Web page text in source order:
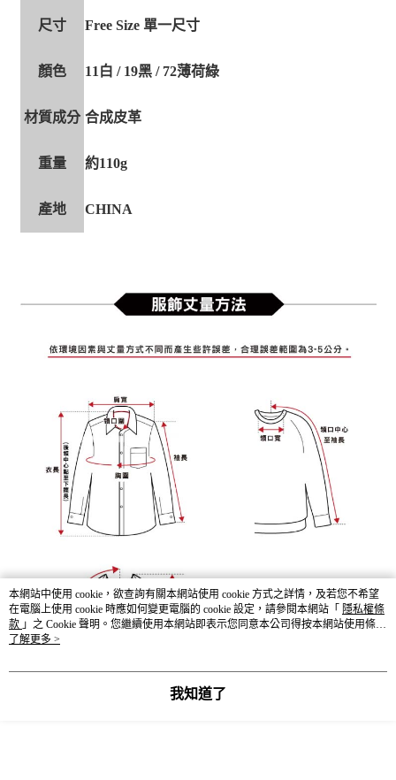
尺寸 Free Size 單一尺寸
顏色 11白 / 19黑 / 72薄荷綠
材質成分 合成皮革
重量 約110g
產地 CHINA
本網站中使用 cookie，欲查詢有關本網站使用 cookie 方式之詳情，及若您不希望
在電腦上使用 cookie 時應如何變更電腦的 cookie 設定，請參閱本網站「 隱私權條
款 」之 Cookie 聲明。您繼續使用本網站即表示您同意本公司得按本網站使用條款
之 Cookie 聲明使用 cookie。
了解更多 >
我知道了